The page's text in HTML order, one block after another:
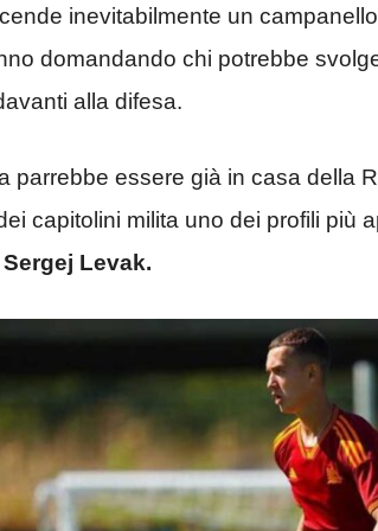
inevitabilmente un
domandando chi potrebbe
alla difesa.
parrebbe essere già in casa della
capitolini milita uno dei profili più
Sergej Levak.